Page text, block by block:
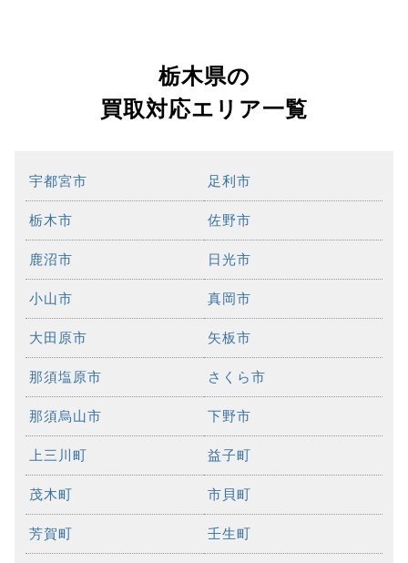
栃木県の
買取対応エリア一覧
宇都宮市 足利市
栃木市 佐野市
鹿沼市 日光市
小山市 真岡市
大田原市 矢板市
那須塩原市 さくら市
那須烏山市 下野市
上三川町 益子町
茂木町 市貝町
芳賀町 壬生町